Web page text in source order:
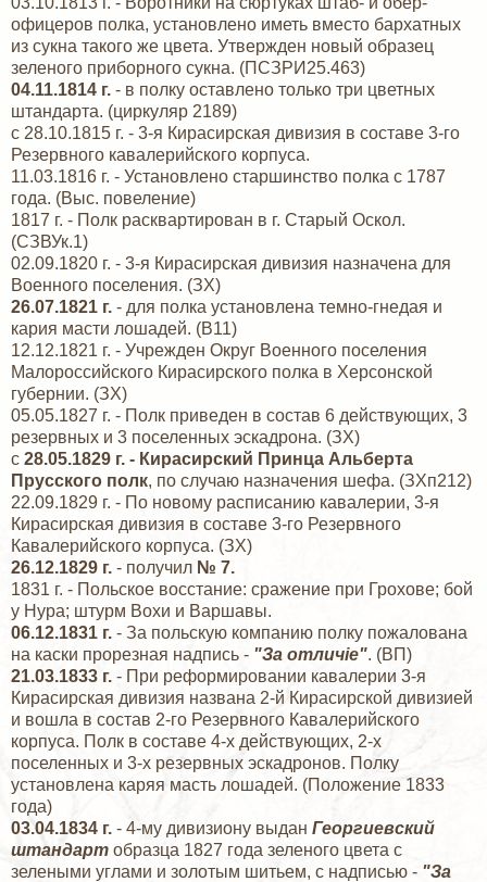
офицеров полка, установлено иметь вместо бархатных
из сукна такого же цвета. Утвержден новый образец
зеленого приборного сукна. (ПСЗРИ25.463)
04.11.1814 г. - в полку оставлено только три цветных
штандарта. (циркуляр 2189)
с 28.10.1815 г. - 3-я Кирасирская дивизия в составе 3-го
Резервного кавалерийского корпуса.
11.03.1816 г. - Установлено старшинство полка с 1787
года. (Выс. повеление)
1817 г. - Полк расквартирован в г. Старый Оскол.
(СЗВУк.1)
02.09.1820 г. - 3-я Кирасирская дивизия назначена для
Военного поселения. (ЗХ)
26.07.1821 г. - для полка установлена темно-гнедая и
кария масти лошадей. (В11)
12.12.1821 г. - Учрежден Округ Военного поселения
Малороссийского Кирасирского полка в Херсонской
губернии. (ЗХ)
05.05.1827 г. - Полк приведен в состав 6 действующих, 3
резервных и 3 поселенных эскадрона. (ЗХ)
с 28.05.1829 г. - Кирасирский Принца Альберта
Прусского полк, по случаю назначения шефа. (ЗХп212)
22.09.1829 г. - По новому расписанию кавалерии, 3-я
Кирасирская дивизия в составе 3-го Резервного
Кавалерийского корпуса. (ЗХ)
26.12.1829 г. - получил № 7.
1831 г. - Польское восстание: сражение при Грохове; бой
у Нура; штурм Вохи и Варшавы.
06.12.1831 г. - За польскую компанию полку пожалована
на каски прорезная надпись - "За отличiе". (ВП)
21.03.1833 г. - При реформировании кавалерии 3-я
Кирасирская дивизия названа 2-й Кирасирской дивизией
и вошла в состав 2-го Резервного Кавалерийского
корпуса. Полк в составе 4-х действующих, 2-х
поселенных и 3-х резервных эскадронов. Полку
установлена каряя масть лошадей. (Положение 1833
года)
03.04.1834 г. - 4-му дивизиону выдан Георгиевский
штандарт образца 1827 года зеленого цвета с
зелеными углами и золотым шитьем, с надписью - "За